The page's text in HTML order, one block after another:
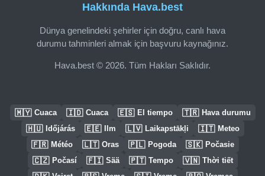
Hakkında Hava.best
Dünya genelindeki şehirler için doğru, canlı hava
durumu tahminleri almak için başvuru kaynağınız.
Hava.best © 2026. Tüm Hakları Saklıdır.
🇲🇾 Cuaca 🇮🇩 Cuaca 🇪🇸 El tiempo 🇹🇷 Hava durumu
🇭🇺 Időjárás 🇪🇪 Ilm 🇱🇻 Laikapstākļi 🇮🇹 Meteo
🇫🇷 Météo 🇱🇹 Oras 🇵🇱 Pogoda 🇸🇰 Počasie
🇨🇿 Počasí 🇫🇮 Sää 🇵🇹 Tempo 🇻🇳 Thời tiết